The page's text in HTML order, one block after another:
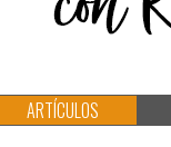
ARTÍCULOS